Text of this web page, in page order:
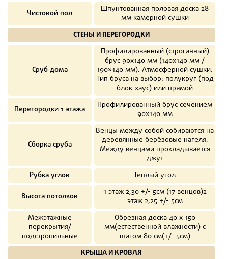
Чистовой пол
Шпунтованная половая доска 28
мм камерной сушки
СТЕНЫ И ПЕРЕГОРОДКИ
Сруб дома
Профилированный (строганный)
брус 90х140 мм (140х140 мм /
190×140 мм). Атмосферной сушки.
Тип бруса на выбор: полукруг (под
блок-хаус) или прямой
Перегородки 1 этажа
Профилированный брус сечением
90х140 мм
Сборка сруба
Венцы между собой собираются на
деревянные берёзовые нагеля.
Между венцами прокладывается
джут
Рубка углов
Теплый угол
Высота потолков
1 этаж 2,30 +/- 5см (17 венцов)2
этаж 2,25 +/- 5см
Межэтажные
перекрытия/
подстропильные
Обрезная доска 40 х 150
мм(естественной влажности) с
шагом 80 см(+/- 5см)
КРЫША И КРОВЛЯ